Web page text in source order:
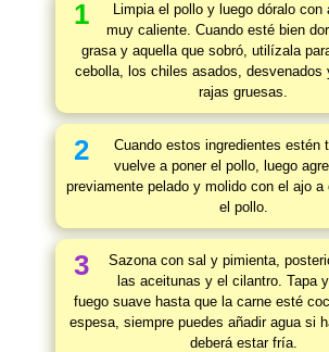
1
Limpia el pollo y luego dóralo con
muy caliente. Cuando esté bien
grasa y aquella que sobró, utilízala
cebolla, los chiles asados, desvenados
rajas gruesas.
2
Cuando estos ingredientes estén
vuelve a poner el pollo, luego
previamente pelado y molido con el ajo a
el pollo.
3
Sazona con sal y pimienta,
las aceitunas y el cilantro. Tapa
fuego suave hasta que la carne esté
espesa, siempre puedes añadir agua si
deberá estar fría.